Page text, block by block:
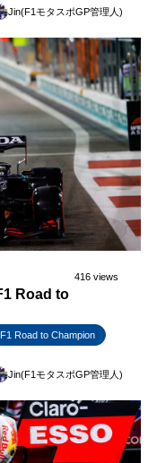
Jin(F1モタスポGP管理人)
416 views
Road to
Road to Champion
Jin(F1モタスポGP管理人)